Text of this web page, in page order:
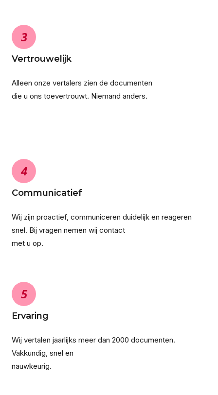
3
Vertrouwelijk
Alleen onze vertalers zien de documenten
die u ons toevertrouwt. Niemand anders.
4
Communicatief
Wij zijn proactief, communiceren duidelijk en reageren
snel. Bij vragen nemen wij contact
met u op.
5
Ervaring
Wij vertalen jaarlijks meer dan 2000 documenten.
Vakkundig, snel en
nauwkeurig.